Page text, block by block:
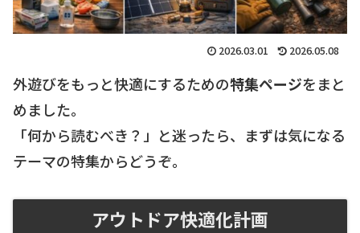
2026.03.01 2026.05.08
外遊びをもっと快適にするための特集ページをまと
めました。
「何から読むべき？」と迷ったら、まずは気になる
テーマの特集からどうぞ。
アウトドア快適化計画